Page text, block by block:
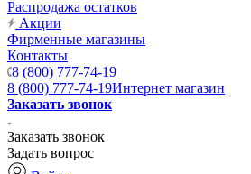
Распродажа остатков
Акции
Фирменные магазины
Контакты
8 (800) 777-74-19
8 (800) 777-74-19Интернет магазин
Заказать звонок
Заказать звонок
Задать вопрос